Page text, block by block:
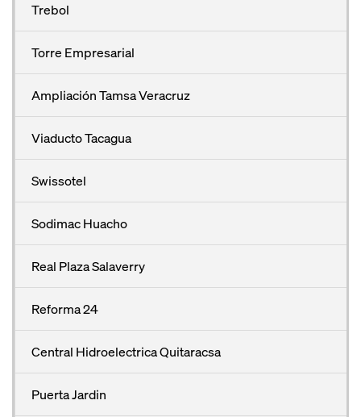
Trebol
Torre Empresarial
Ampliación Tamsa Veracruz
Viaducto Tacagua
Swissotel
Sodimac Huacho
Real Plaza Salaverry
Reforma 24
Central Hidroelectrica Quitaracsa
Puerta Jardin